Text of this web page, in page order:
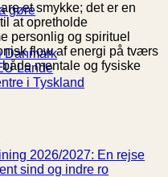
gøre
Danmark
Lande
i Tyskland
2026/2027: En rejse
sind og indre ro
et smykke; det er en
at opretholde
personlig og spirituel
flow af energi på tværs
mentale og fysiske